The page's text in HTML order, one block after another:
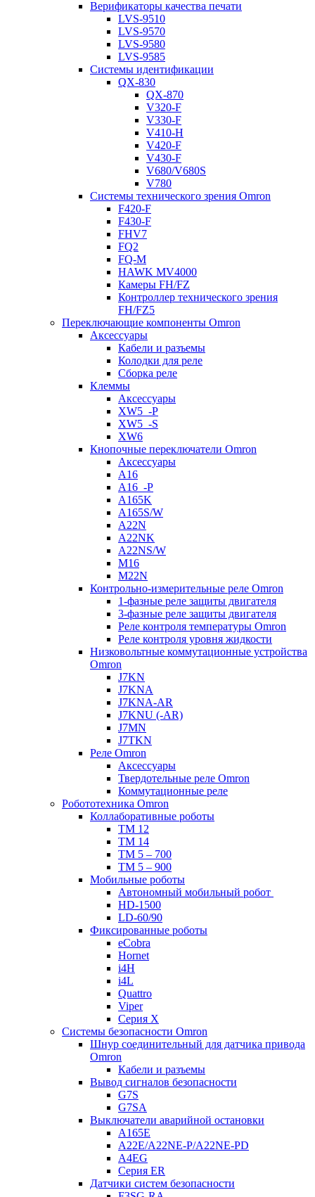
Верификаторы качества печати
LVS-9510
LVS-9570
LVS-9580
LVS-9585
Системы идентификации
QX-830
QX-870
V320-F
V330-F
V410-H
V420-F
V430-F
V680/V680S
V780
Системы технического зрения Omron
F420-F
F430-F
FHV7
FQ2
FQ-M
HAWK MV4000
Камеры FH/FZ
Контроллер технического зрения
FH/FZ5
Переключающие компоненты Omron
Аксессуары
Кабели и разъемы
Колодки для реле
Сборка реле
Клеммы
Аксессуары
XW5_-P
XW5_-S
XW6
Кнопочные переключатели Omron
Аксессуары
A16
A16_-P
A165K
A165S/W
A22N
A22NK
A22NS/W
M16
M22N
Контрольно-измерительные реле Omron
1-фазные реле защиты двигателя
3-фазные реле защиты двигателя
Реле контроля температуры Omron
Реле контроля уровня жидкости
Низковольтные коммутационные устройства
Omron
J7KN
J7KNA
J7KNA-AR
J7KNU (-AR)
J7MN
J7TKN
Реле Omron
Аксессуары
Твердотельные реле Omron
Коммутационные реле
Робототехника Omron
Коллаборативные роботы
TM 12
TM 14
TM 5 – 700
TM 5 – 900
Мобильные роботы
Автономный мобильный робот
HD-1500
LD-60/90
Фиксированные роботы
eCobra
Hornet
i4H
i4L
Quattro
Viper
Серия X
Системы безопасности Omron
Шнур соединительный для датчика привода
Omron
Кабели и разъемы
Вывод сигналов безопасности
G7S
G7SA
Выключатели аварийной остановки
A165E
A22E/A22NE-P/A22NE-PD
A4EG
Серия ER
Датчики систем безопасности